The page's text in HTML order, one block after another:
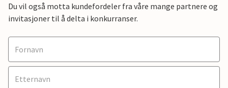
Du vil også motta kundefordeler fra våre mange partnere og
invitasjoner til å delta i konkurranser.